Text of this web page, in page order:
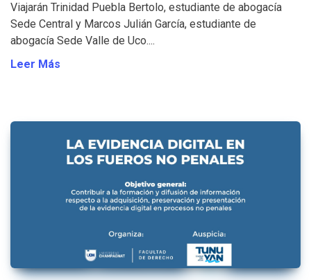
Viajarán Trinidad Puebla Bertolo, estudiante de abogacía
Sede Central y Marcos Julián García, estudiante de
abogacía Sede Valle de Uco....
Leer Más